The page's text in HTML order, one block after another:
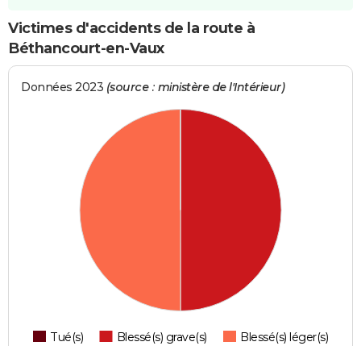
Victimes d'accidents de la route à
Béthancourt-en-Vaux
Données 2023 (source : ministère de l'Intérieur)
Tué(s) Blessé(s) grave(s)
Blessé(s) léger(s)